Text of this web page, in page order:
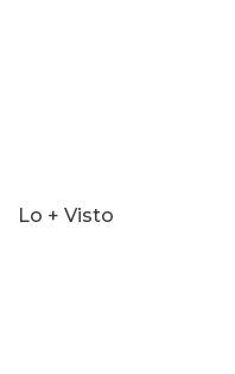
Lo + Visto